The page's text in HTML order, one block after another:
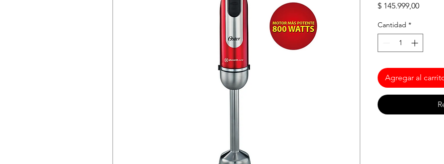
$ 145.999,00Precio
Cantidad *
Agregar al